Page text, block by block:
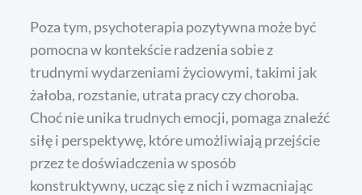
Poza tym, psychoterapia pozytywna może być
pomocna w kontekście radzenia sobie z
trudnymi wydarzeniami życiowymi, takimi jak
żałoba, rozstanie, utrata pracy czy choroba.
Choć nie unika trudnych emocji, pomaga znaleźć
siłę i perspektywę, które umożliwiają przejście
przez te doświadczenia w sposób
konstruktywny, ucząc się z nich i wzmacniając